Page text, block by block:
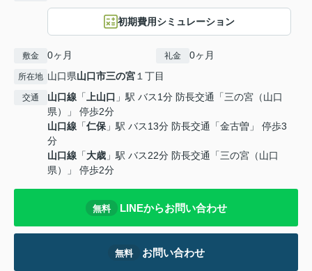
初期費用シミュレーション
敷金 0ヶ月 礼金 0ヶ月
所在地 山口県山口市三の宮１丁目
交通 山口線 「上山口 」駅 バス1分 防長交通「三の宮（山口
県）」 停歩2分
山口線 「仁保」駅 バス13分 防長交通「金古曽」 停歩3
分
山口線 「大歳 」駅 バス22分 防長交通「三の宮（山口
県）」 停歩2分
無料 LINEからお問い合わせ
無料 お問い合わせ